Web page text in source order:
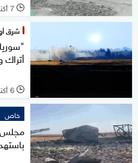
l 7 أكتوبر 2023
شرق
أتراك
l 6 أكتوبر 2023
خاص
مجلس